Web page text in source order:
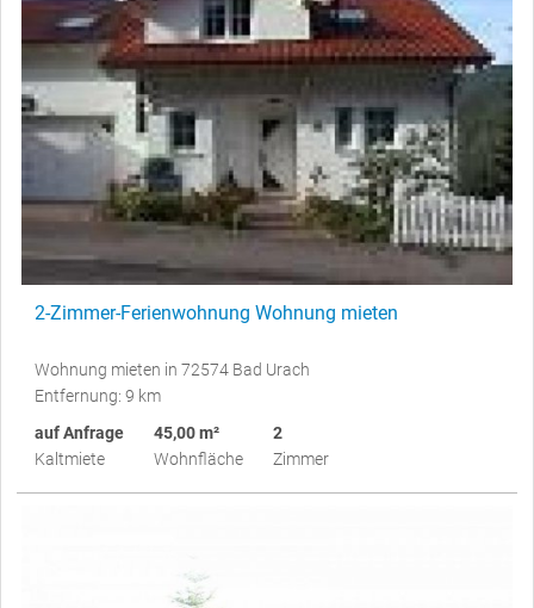
2-Zimmer-Ferienwohnung Wohnung mieten
Wohnung mieten in 72574 Bad Urach
Entfernung: 9 km
auf Anfrage
Kaltmiete
45,00 m²
Wohnfläche
2
Zimmer